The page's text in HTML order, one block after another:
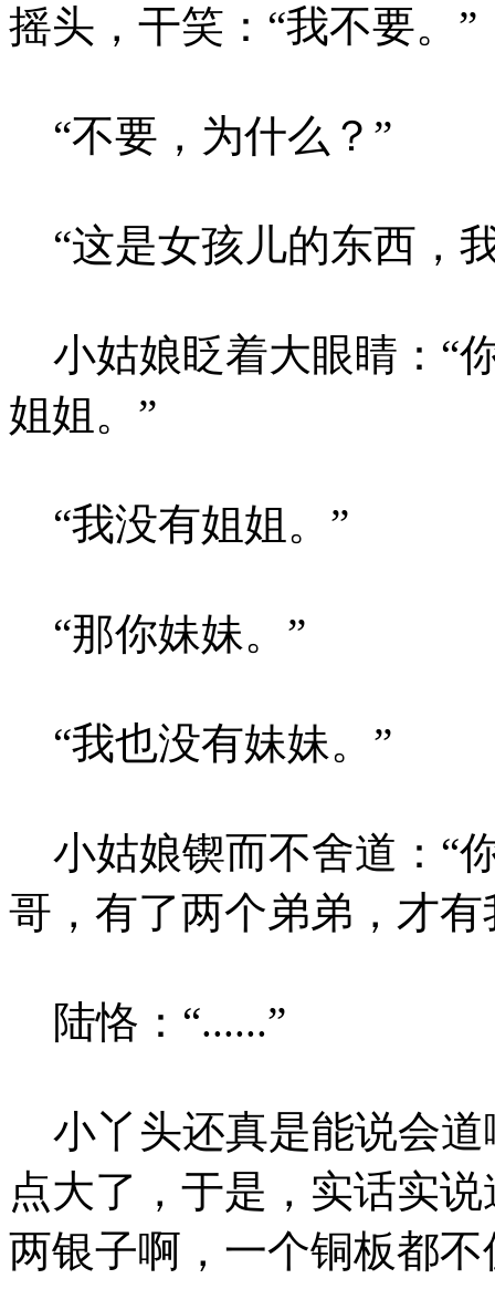
摇头，干笑：“我不要。”
“不要，为什么？”
“这是女孩儿的东西，
小姑娘眨着大眼睛：“
姐姐。”
“我没有姐姐。”
“那你妹妹。”
“我也没有妹妹。”
小姑娘锲而不舍道：“
哥，有了两个弟弟，才
陆恪：“......”
小丫头还真是能说会道
点大了，于是，实话实
两银子啊，一个铜板都不